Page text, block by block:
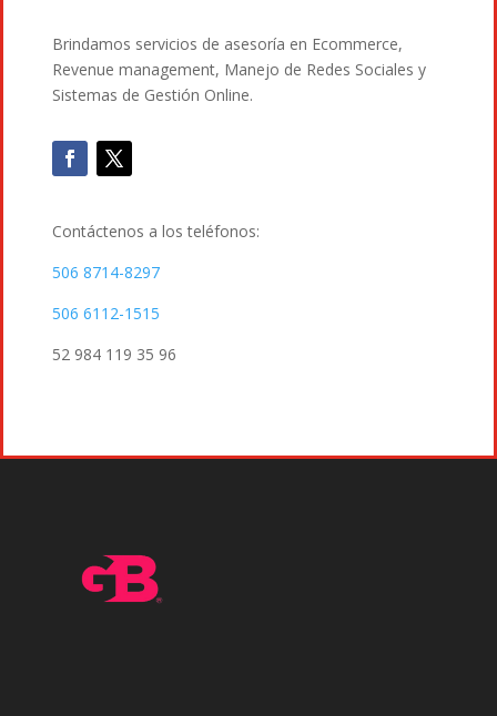
Brindamos servicios de asesoría en Ecommerce,
Revenue management, Manejo de Redes Sociales y
Sistemas de Gestión Online.
Contáctenos a los teléfonos:
506 8714-8297
506 6112-1515
52 984 119 35 96